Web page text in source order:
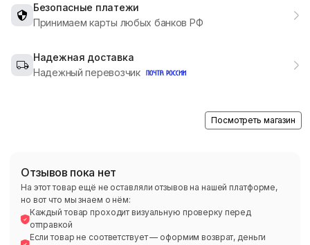
Безопасные платежи
Принимаем карты любых банков РФ
Надежная доставка
Надежный перевозчик
Посмотреть магазин
Отзывов пока нет
На этот товар ещё не оставляли отзывов на нашей платформе,
но вот что мы знаем о нём:
Каждый товар проходит визуальную проверку перед
отправкой
Если товар не соответствует — оформим возврат, деньги